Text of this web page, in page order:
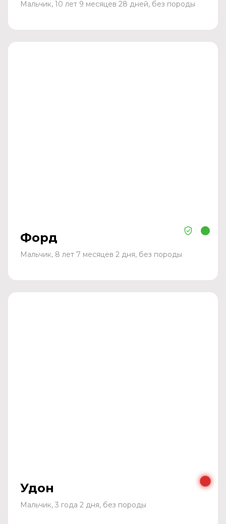
Мальчик, 10 лет 9 месяцев 28 дней, без породы
Форд
Мальчик, 8 лет 7 месяцев 2 дня, без породы
Удон
Мальчик, 3 года 2 дня, без породы